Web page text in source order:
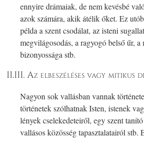
ennyire drámaiak, de nem kevésbé
azok számára, akik átélik őket. Ez
példa a szent csodálat, az isteni
megvilágosodás, a ragyogó belső űr, a
bizonyossága stb.
II.III. Az elbeszéléses vagy mitikus
Nagyon sok vallásban vannak
történetek szólhatnak Isten, istenek
lények cselekedeteiről, egy szent
vallásos közösség tapasztalatairól stb.